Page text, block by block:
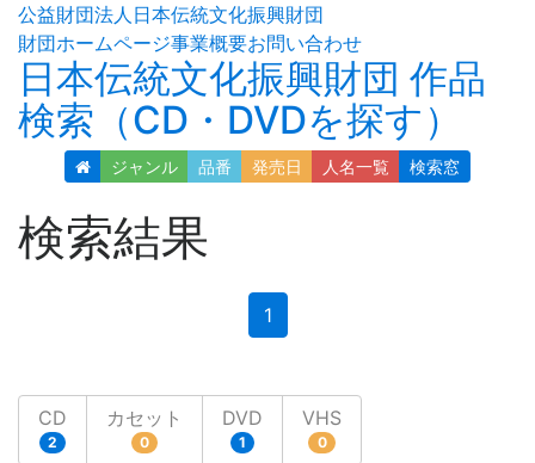
公益財団法人日本伝統文化振興財団
財団ホームページ事業概要お問い合わせ
日本伝統文化振興財団 作品
検索（CD・DVDを探す）
ジャンル 品番 発売日 人名一覧 検索窓
検索結果
1(current)
CD
2
カセット
0
DVD
1
VHS
0